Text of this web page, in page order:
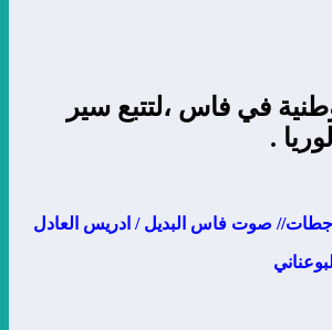
في فاس ،لتتبع سير
.
صوت فاس البديل / ادريس العادل